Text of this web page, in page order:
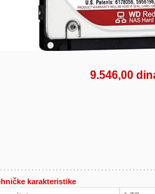
9.546,00
karakteristike